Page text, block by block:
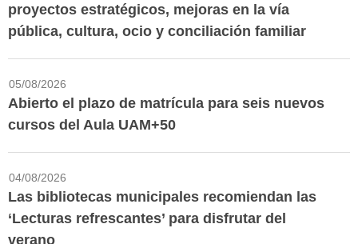
proyectos estratégicos, mejoras en la vía
pública, cultura, ocio y conciliación familiar
05/08/2026
Abierto el plazo de matrícula para seis nuevos
cursos del Aula UAM+50
04/08/2026
Las bibliotecas municipales recomiendan las
‘Lecturas refrescantes’ para disfrutar del
verano